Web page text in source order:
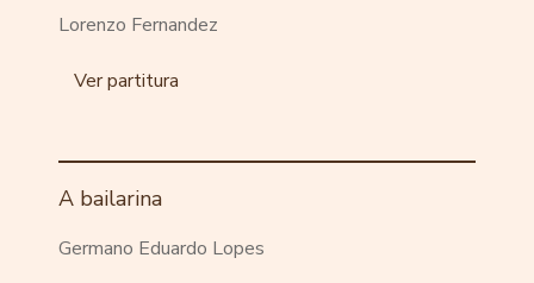
Lorenzo Fernandez
Ver partitura
A bailarina
Germano Eduardo Lopes